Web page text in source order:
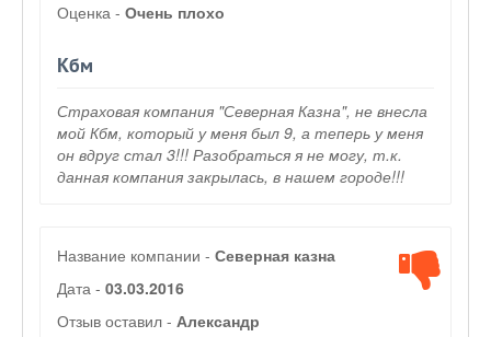
Оценка - Очень плохо
Кбм
Страховая компания "Северная Казна", не внесла
мой Кбм, который у меня был 9, а теперь у меня
он вдруг стал 3!!! Разобраться я не могу, т.к.
данная компания закрылась, в нашем городе!!!
Название компании - Северная казна
Дата - 03.03.2016
Отзыв оставил - Александр